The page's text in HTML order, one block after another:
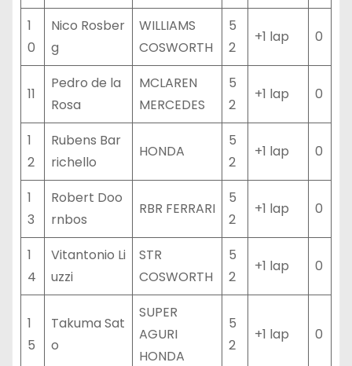
1
0
Nico Rosber
g
WILLIAMS
COSWORTH
5
2
+1 lap 0
11
Pedro de la
Rosa
MCLAREN
MERCEDES
5
2
+1 lap 0
1
2
Rubens Bar
richello
HONDA
5
2
+1 lap 0
1
3
Robert Doo
rnbos
RBR FERRARI
5
2
+1 lap 0
1
4
Vitantonio Li
uzzi
STR
COSWORTH
5
2
+1 lap 0
1
5
Takuma Sat
o
SUPER
AGURI
HONDA
5
2
+1 lap 0